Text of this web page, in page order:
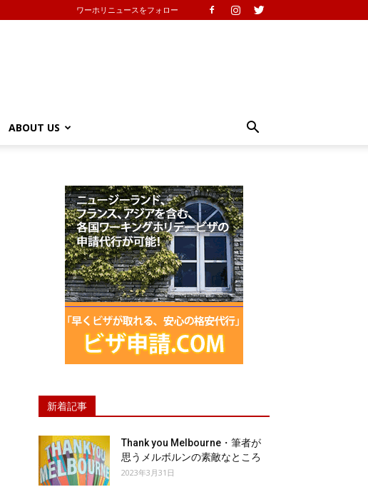
ワーホリニュースをフォロー
ABOUT US
新着記事
Thank you Melbourne・筆者が
思うメルボルンの素敵なところ
2023年3月31日